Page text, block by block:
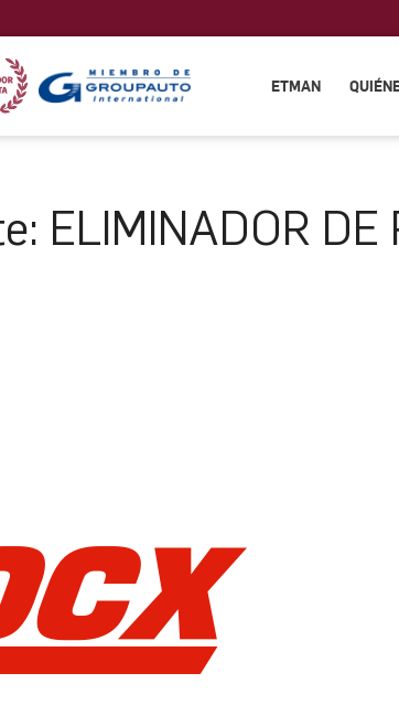
ETMAN
ELIMINADOR DE